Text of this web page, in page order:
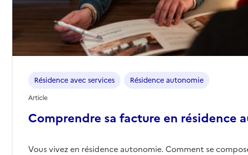
Comprendre sa facture en résidence
Résidence avec services Résidence autonomie
Article
Vous vivez en résidence autonomie. Comment se